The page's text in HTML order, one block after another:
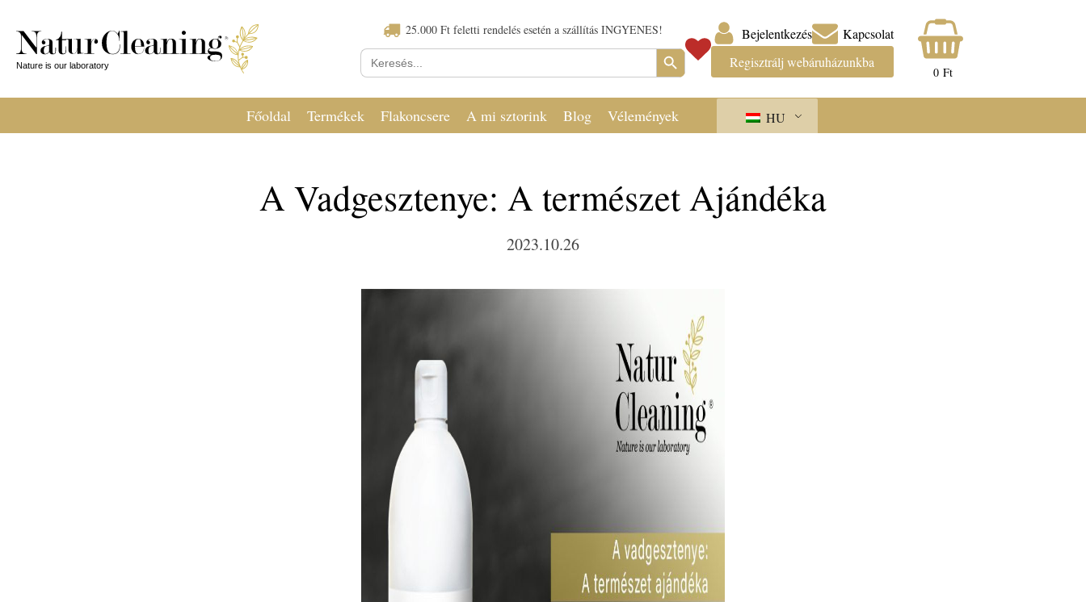
25.000 Ft feletti rendelés esetén a szállítás INGYENES!
Keresés: Search Button
Bejelentkezés
Kapcsolat
Regisztrálj webáruházunkba
0 Ft
Főoldal Termékek Flakoncsere A mi sztorink Blog Vélemények HU
A Vadgesztenye: A természet Ajándéka
2023.10.26